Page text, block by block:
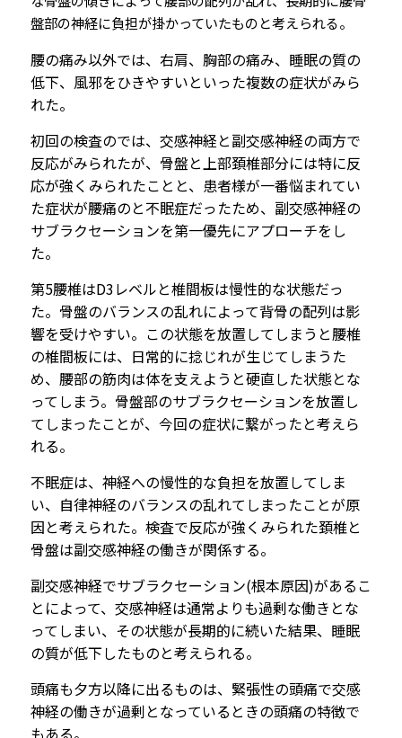
盤部の神経に負担が掛かっていたものと考えられる。
腰の痛み以外では、右肩、胸部の痛み、睡眠の質の
低下、風邪をひきやすいといった複数の症状がみら
れた。
初回の検査のでは、交感神経と副交感神経の両方で
反応がみられたが、骨盤と上部頚椎部分には特に反
応が強くみられたことと、患者様が一番悩まれてい
た症状が腰痛のと不眠症だったため、副交感神経の
サブラクセーションを第一優先にアプローチをし
た。
第5腰椎はD3レベルと椎間板は慢性的な状態だっ
た。骨盤のバランスの乱れによって背骨の配列は影
響を受けやすい。この状態を放置してしまうと腰椎
の椎間板には、日常的に捻じれが生じてしまうた
め、腰部の筋肉は体を支えようと硬直した状態とな
ってしまう。骨盤部のサブラクセーションを放置し
てしまったことが、今回の症状に繋がったと考えら
れる。
不眠症は、神経への慢性的な負担を放置してしま
い、自律神経のバランスの乱れてしまったことが原
因と考えられた。検査で反応が強くみられた頚椎と
骨盤は副交感神経の働きが関係する。
副交感神経でサブラクセーション(根本原因)があるこ
とによって、交感神経は通常よりも過剰な働きとな
ってしまい、その状態が長期的に続いた結果、睡眠
の質が低下したものと考えられる。
頭痛も夕方以降に出るものは、緊張性の頭痛で交感
神経の働きが過剰となっているときの頭痛の特徴で